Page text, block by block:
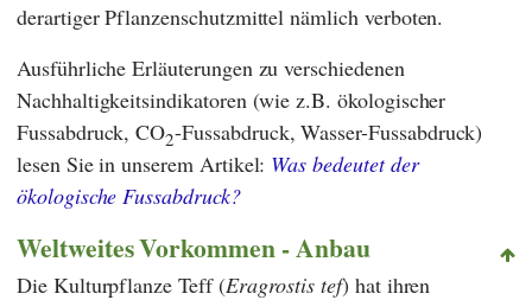
derartiger Pflanzenschutzmittel nämlich verboten.
Ausführliche Erläuterungen zu verschiedenen
Nachhaltigkeitsindikatoren (wie z.B. ökologischer
Fussabdruck, CO2-Fussabdruck, Wasser-Fussabdruck)
lesen Sie in unserem Artikel: Was bedeutet der
ökologische Fussabdruck?
Weltweites Vorkommen - Anbau
Die Kulturpflanze Teff (Eragrostis tef) hat ihren